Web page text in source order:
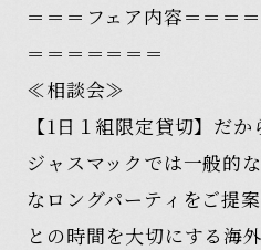
＝＝＝フェア内容＝＝＝
＝＝＝＝＝＝＝
≪相談会≫
【1日１組限定貸切】だか
ジャスマックでは一般的
なロングパーティをご提
との時間を大切にする海